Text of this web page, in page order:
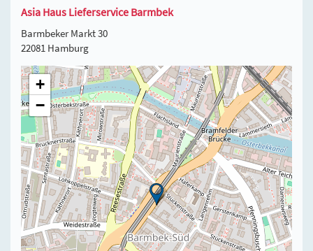
Asia Haus Lieferservice Barmbek
Barmbeker Markt 30
22081 Hamburg
+
−